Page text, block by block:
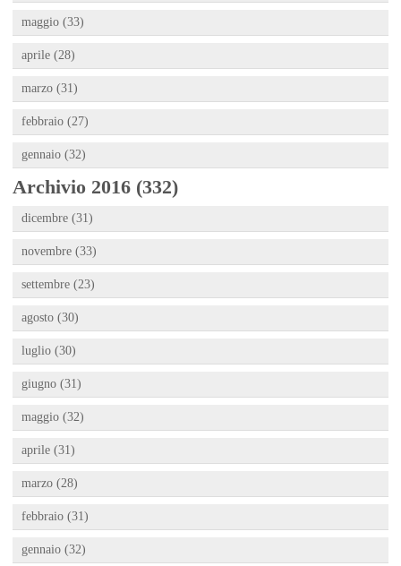
maggio (33)
aprile (28)
marzo (31)
febbraio (27)
gennaio (32)
Archivio 2016 (332)
dicembre (31)
novembre (33)
settembre (23)
agosto (30)
luglio (30)
giugno (31)
maggio (32)
aprile (31)
marzo (28)
febbraio (31)
gennaio (32)